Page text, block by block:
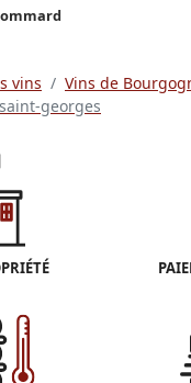
vins
Vins de
georges